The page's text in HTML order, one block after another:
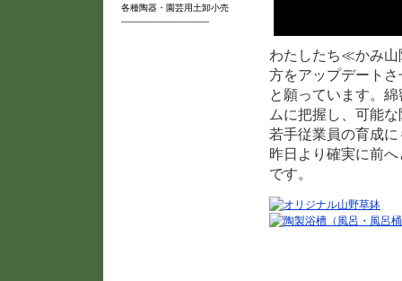
わたしたち≪かみ山
方をアップデート
と願っています。
ムに把握し、可能
若手従業員の育成
昨日より確実に前
です。
各種陶器・園芸用土卸小売
──────────────